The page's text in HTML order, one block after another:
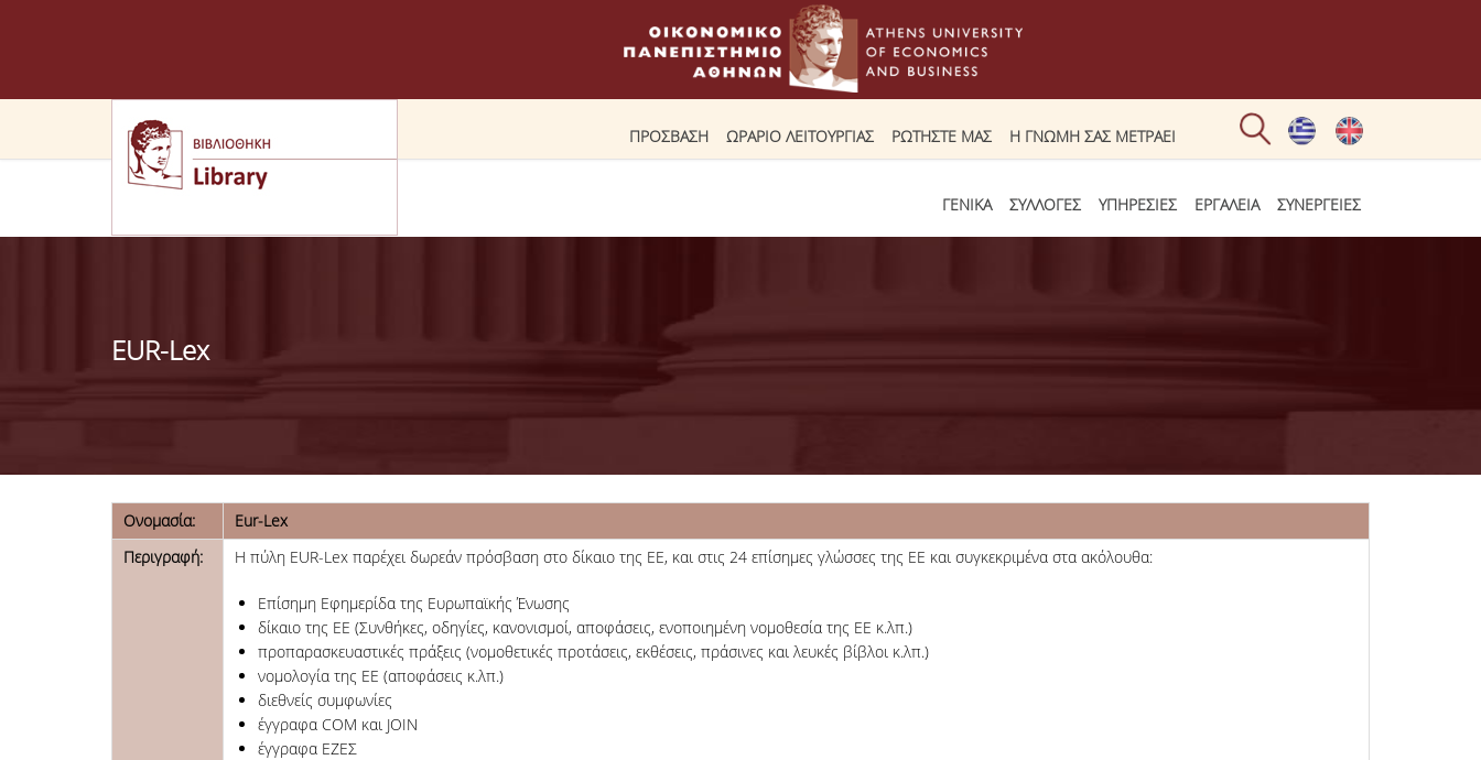
ΠΡΟΣΒΑΣΗ ΩΡΑΡΙΟ ΛΕΙΤΟΥΡΓΙΑΣ ΡΩΤΗΣΤΕ ΜΑΣ Η ΓΝΩΜΗ ΣΑΣ ΜΕΤΡΑΕΙ
ΓΕΝΙΚΑ ΣΥΛΛΟΓΕΣ ΥΠΗΡΕΣΙΕΣ ΕΡΓΑΛΕΙΑ ΣΥΝΕΡΓΕΙΕΣ
EUR-Lex
Ονομασία:
Eur-Lex
Περιγραφή:
Η πύλη EUR-Lex παρέχει δωρεάν πρόσβαση στο δίκαιο της ΕΕ, και στις 24 επίσημες γλώσσες της ΕΕ και συγκεκριμένα στα ακόλουθα:
Επίσημη Εφημερίδα της Ευρωπαϊκής Ένωσης
δίκαιο της ΕΕ (Συνθήκες, οδηγίες, κανονισμοί, αποφάσεις, ενοποιημένη νομοθεσία της ΕΕ κ.λπ.)
προπαρασκευαστικές πράξεις (νομοθετικές προτάσεις, εκθέσεις, πράσινες και λευκές βίβλοι κ.λπ.)
νομολογία της ΕΕ (αποφάσεις κ.λπ.)
διεθνείς συμφωνίες
έγγραφα COM και JOIN
έγγραφα ΕΖΕΣ